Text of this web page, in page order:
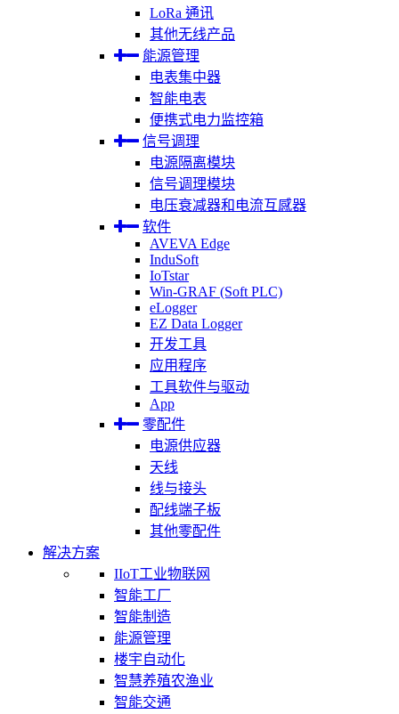
LoRa 通讯
其他无线产品
能源管理
电表集中器
智能电表
便携式电力监控箱
信号调理
电源隔离模块
信号调理模块
电压衰减器和电流互感器
软件
AVEVA Edge
InduSoft
IoTstar
Win-GRAF (Soft PLC)
eLogger
EZ Data Logger
开发工具
应用程序
工具软件与驱动
App
零配件
电源供应器
天线
线与接头
配线端子板
其他零配件
解决方案
IIoT工业物联网
智能工厂
智能制造
能源管理
楼宇自动化
智慧养殖农渔业
智能交通